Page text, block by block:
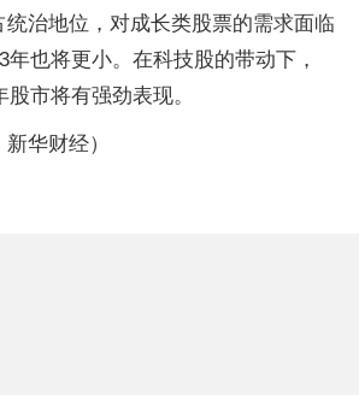
治地位，对成长类股票的需求面临
年也将更小。在科技股的带动下，
市将有强劲表现。
新华财经）